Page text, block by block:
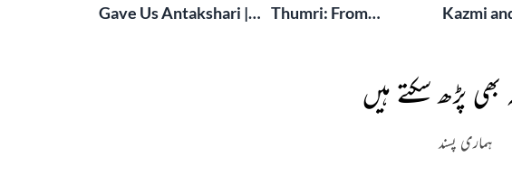
Gave Us Antakshari |
Thumri: From
Kazmi
London
Mushaira
پڑھ سکتے ہیں
ہماری پسند